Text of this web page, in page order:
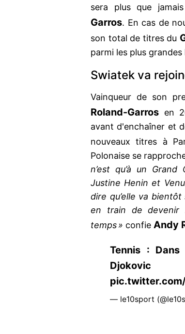
sera plus que
Garros. En cas de
son total de titres du
parmi les plus
Swiatek va
Vainqueur de son
Roland-Garros en
avant d'enchaîner et
nouveaux titres à
Polonaise se
n’est qu’à un
Justine Henin et
dire qu’elle va
en train de devenir
temps » confie Andy
Tennis :
Djokovic
— le10sport